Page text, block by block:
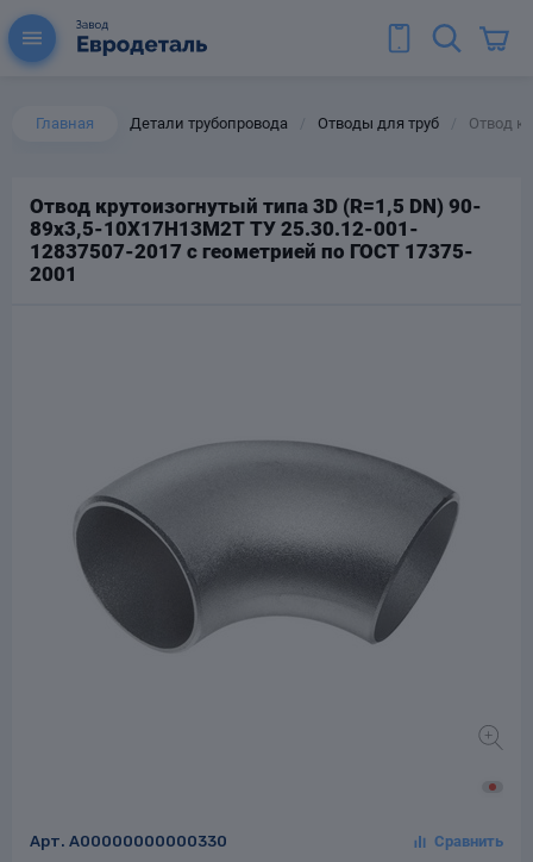
Главная Детали трубопровода Отводы для труб Отвод
Отвод крутоизогнутый типа 3D (R=1,5 DN) 90-
89х3,5-10Х17Н13М2Т ТУ 25.30.12-001-
12837507-2017 с геометрией по ГОСТ 17375-
2001
Арт. A00000000000330
для труб
Колена для труб
Тройники стальные